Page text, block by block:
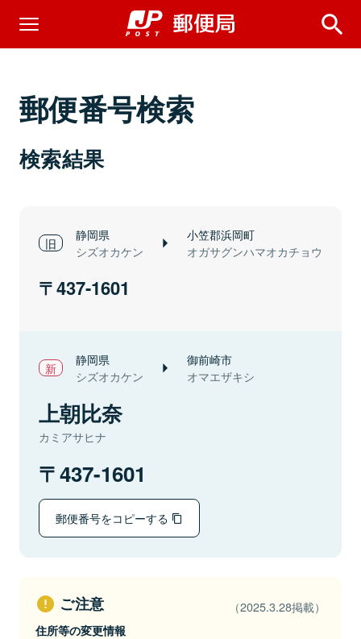
郵便番号検索
検索結果
静岡県
シズオカケン
小笠郡浜岡町
オガサグンハマオカチョウ
437-1601
静岡県
シズオカケン
御前崎市
オマエザキシ
上朝比奈
カミアサヒナ
437-1601
郵便番号をコピーする
ご注意 （2025.3.28掲載）
住所等の変更情報